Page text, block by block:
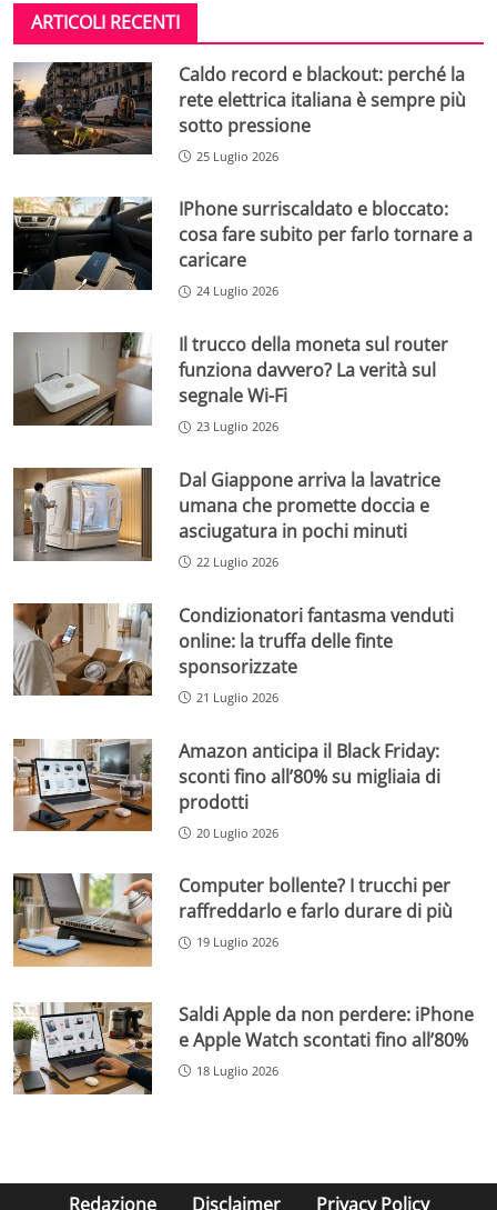
ARTICOLI RECENTI
Caldo record e blackout: perché la
rete elettrica italiana è sempre più
sotto pressione
25 Luglio 2026
IPhone surriscaldato e bloccato:
cosa fare subito per farlo tornare a
caricare
24 Luglio 2026
Il trucco della moneta sul router
funziona davvero? La verità sul
segnale Wi-Fi
23 Luglio 2026
Dal Giappone arriva la lavatrice
umana che promette doccia e
asciugatura in pochi minuti
22 Luglio 2026
Condizionatori fantasma venduti
online: la truffa delle finte
sponsorizzate
21 Luglio 2026
Amazon anticipa il Black Friday:
sconti fino all’80% su migliaia di
prodotti
20 Luglio 2026
Computer bollente? I trucchi per
raffreddarlo e farlo durare di più
19 Luglio 2026
Saldi Apple da non perdere: iPhone
e Apple Watch scontati fino all’80%
18 Luglio 2026
Redazione Disclaimer Privacy Policy